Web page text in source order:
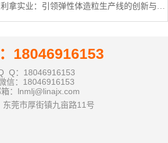
18046916153
Q：18046916153
信：18046916153
箱：lnmlj@linajx.com
东莞市厚街镇九亩路11号